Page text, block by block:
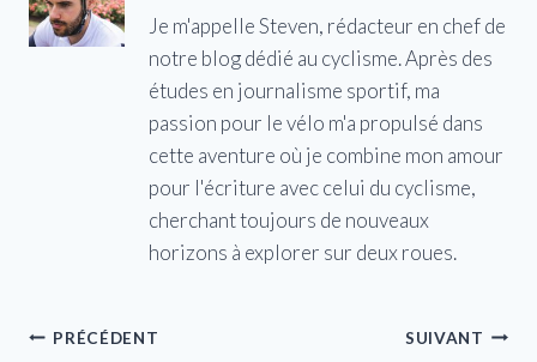
Je m'appelle Steven, rédacteur en chef de
notre blog dédié au cyclisme. Après des
études en journalisme sportif, ma
passion pour le vélo m'a propulsé dans
cette aventure où je combine mon amour
pour l'écriture avec celui du cyclisme,
cherchant toujours de nouveaux
horizons à explorer sur deux roues.
Navigation
PRÉCÉDENT SUIVANT